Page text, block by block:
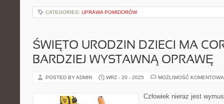
CATEGORIES: UPRAWA POMIDORÓW
ŚWIĘTO URODZIN DZIECI MA
BARDZIEJ WYSTAWNĄ OPRAWĘ
POSTED BY ADMIN WRZ - 20 - 2025 MOŻLIWOŚĆ
Człowiek nieraz jest